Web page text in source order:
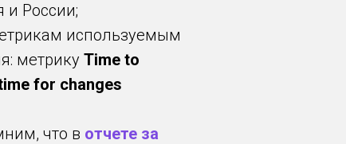
и России;
используемым
метрику Time to
for changes
что в отчете за